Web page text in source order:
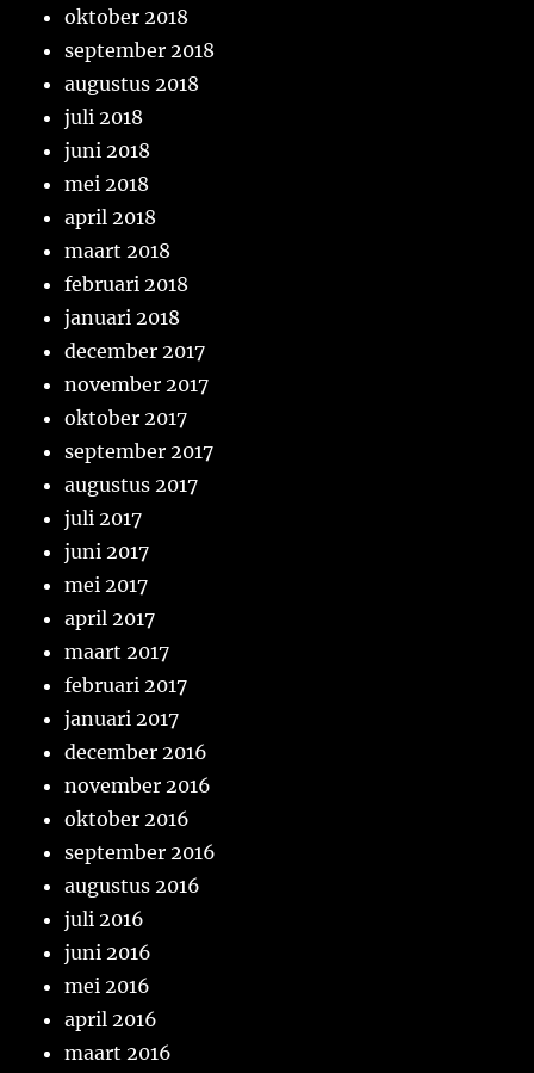
oktober 2018
september 2018
augustus 2018
juli 2018
juni 2018
mei 2018
april 2018
maart 2018
februari 2018
januari 2018
december 2017
november 2017
oktober 2017
september 2017
augustus 2017
juli 2017
juni 2017
mei 2017
april 2017
maart 2017
februari 2017
januari 2017
december 2016
november 2016
oktober 2016
september 2016
augustus 2016
juli 2016
juni 2016
mei 2016
april 2016
maart 2016